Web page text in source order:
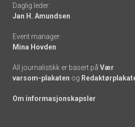
links
Daglig leder:
Jan H. Amundsen
Event manager:
Mina Hovden
All journalistikk er basert på Vær
varsom-plakaten og
Om informasjonskapsler